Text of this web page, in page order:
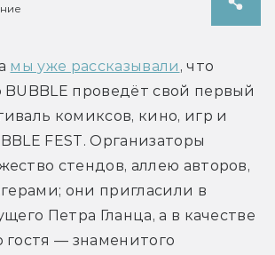
мы уже рассказывали , что
BUBBLE проведёт свой первый
комиксов, кино, игр и
FEST. Организаторы
стендов, аллею авторов,
они пригласили в
Петра Гланца, а в качестве
гостя — знаменитого